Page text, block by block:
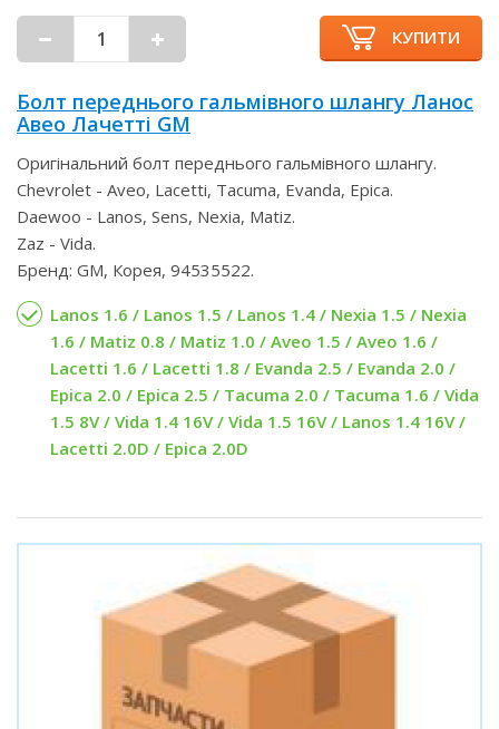
КУПИТИ
Болт переднього гальмівного шлангу Ланос
Авео Лачетті GM
Оригінальний болт переднього гальмівного шлангу.
Chevrolet - Aveo, Lacetti, Tacuma, Evanda, Epica.
Daewoo - Lanos, Sens, Nexia, Matiz.
Zaz - Vida.
Бренд: GM, Корея, 94535522.
Lanos 1.6 / Lanos 1.5 / Lanos 1.4 / Nexia 1.5 / Nexia
1.6 / Matiz 0.8 / Matiz 1.0 / Aveo 1.5 / Aveo 1.6 /
Lacetti 1.6 / Lacetti 1.8 / Evanda 2.5 / Evanda 2.0 /
Epica 2.0 / Epica 2.5 / Tacuma 2.0 / Tacuma 1.6 / Vida
1.5 8V / Vida 1.4 16V / Vida 1.5 16V / Lanos 1.4 16V /
Lacetti 2.0D / Epica 2.0D